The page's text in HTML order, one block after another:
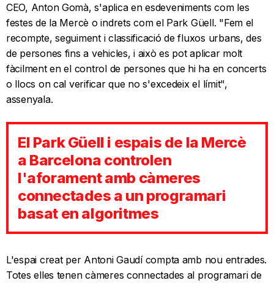
CEO, Anton Gomà, s'aplica en esdeveniments com les
festes de la Mercè o indrets com el Park Güell. "Fem el
recompte, seguiment i classificació de fluxos urbans, des
de persones fins a vehicles, i això es pot aplicar molt
fàcilment en el control de persones que hi ha en concerts
o llocs on cal verificar que no s'excedeix el límit",
assenyala.
El Park Güell i espais de la Mercè
a Barcelona controlen
l'aforament amb càmeres
connectades a un programari
basat en algoritmes
L'espai creat per Antoni Gaudí compta amb nou entrades.
Totes elles tenen càmeres connectades al programari de